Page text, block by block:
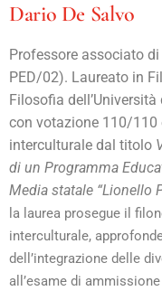
Dario De Salvo
Professore associato
PED/02). Laureato in
Filosofia
con votazione 110/110
interculturale dal titolo
di un Programma
Media statale “Lionello
la laurea prosegue il
interculturale,
dell’integrazione delle
all’esame di